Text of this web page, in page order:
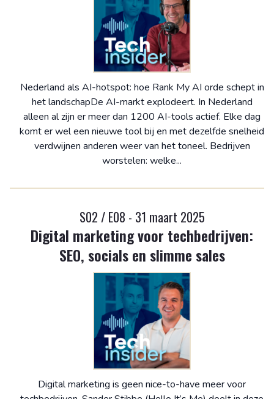
Nederland als AI-hotspot: hoe Rank My AI orde schept in
het landschapDe AI-markt explodeert. In Nederland
alleen al zijn er meer dan 1200 AI-tools actief. Elke dag
komt er wel een nieuwe tool bij en met dezelfde snelheid
verdwijnen anderen weer van het toneel. Bedrijven
worstelen: welke...
S02 / E08 - 31 maart 2025
Digital marketing voor techbedrijven:
SEO, socials en slimme sales
Digital marketing is geen nice-to-have meer voor